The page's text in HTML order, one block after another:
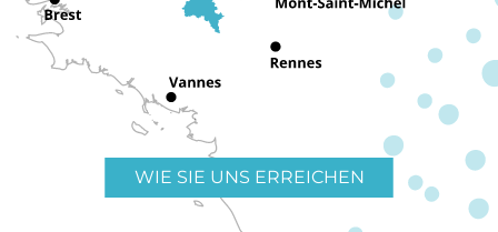
WIE SIE UNS ERREICHEN